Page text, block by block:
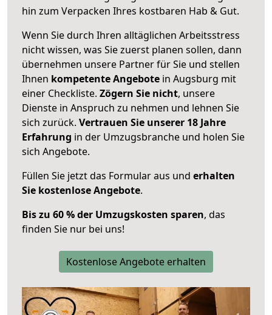
hin zum Verpacken Ihres kostbaren Hab & Gut.
Wenn Sie durch Ihren alltäglichen Arbeitsstress
nicht wissen, was Sie zuerst planen sollen, dann
übernehmen unsere Partner für Sie und stellen
Ihnen kompetente Angebote in Augsburg mit
einer Checkliste. Zögern Sie nicht, unsere
Dienste in Anspruch zu nehmen und lehnen Sie
sich zurück. Vertrauen Sie unserer 18 Jahre
Erfahrung in der Umzugsbranche und holen Sie
sich Angebote.
Füllen Sie jetzt das Formular aus und erhalten
Sie kostenlose Angebote.
Bis zu 60 % der Umzugskosten sparen, das
finden Sie nur bei uns!
Kostenlose Angebote erhalten